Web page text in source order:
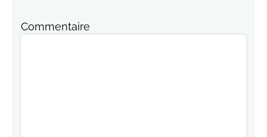
Commentaire